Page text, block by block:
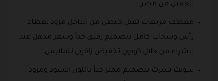
العميل من مصر.
معطف مربعات ثقيل مبطن من الداخل مزود بغطاء
رأس وسحاب كامل بتصميم رقيق جداً وسعر مذهل عند
الشراء من خلال كوبون تخفيض زافول للملابس.
سويت شيرت بتصميم مميز جداً باللون الأسود ومزود